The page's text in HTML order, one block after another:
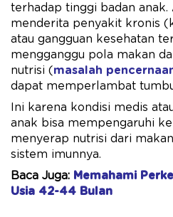
terhadap tinggi badan anak.
menderita penyakit kronis
atau gangguan kesehatan
mengganggu pola makan
nutrisi (masalah
dapat memperlambat
Ini karena kondisi medis
anak bisa mempengaruhi
menyerap nutrisi dari
sistem imunnya.
Baca Juga: Memahami
Usia 42-44 Bulan